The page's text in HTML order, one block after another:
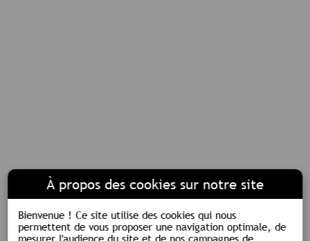
À propos des cookies sur notre site
Bienvenue !Ce site utilise des cookies qui nous
permettent de vous proposer une navigation optimale, de
mesurer l'audience du site et de nos campagnes de